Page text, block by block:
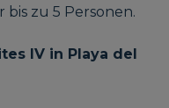
zu 5 Personen.
IV in Playa del